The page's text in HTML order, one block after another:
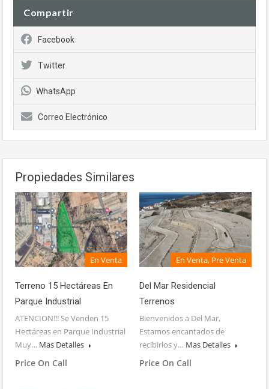
Compartir
Facebook
Twitter
WhatsApp
Correo Electrónico
Propiedades Similares
En Venta
Terreno 15 Hectáreas En
Parque Industrial
ATENCION!!! Se Venden 15
Hectáreas en Parque Industrial
Muy… Mas Detalles
Price On Call
En Venta, Pre Venta
Del Mar Residencial
Terrenos
Bienvenidos a Del Mar,
Estamos encantados de
recibirlos y… Mas Detalles
Price On Call